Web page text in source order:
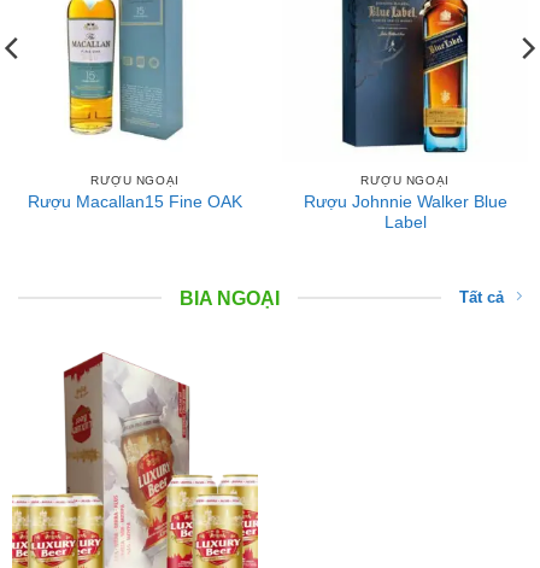
RƯỢU NGOẠI
Rượu Macallan15 Fine OAK
RƯỢU NGOẠI
Rượu Johnnie Walker Blue
Label
BIA NGOẠI Tất cả